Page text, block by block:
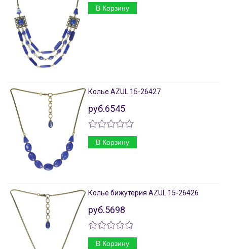
В Корзину
Колье AZUL 15-26427
руб.6545
В Корзину
Колье бижутерия AZUL 15-26426
руб.5698
В Корзину